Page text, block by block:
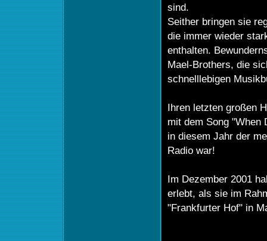
sind.
Seither bringen sie
die immer wieder
enthalten.
Mael-Brothers, die
schnelllebigen
Ihren letzten großen
mit dem Song "When
in diesem Jahr der
Radio war!
Im Dezember 2001
erlebt, als sie im
"Frankfurter Hof" in